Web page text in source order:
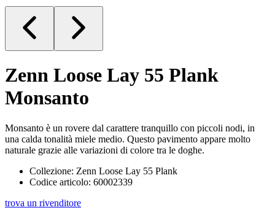
Zenn Loose Lay 55 Plank
Monsanto
Monsanto è un rovere dal carattere tranquillo con piccoli nodi, in
una calda tonalità miele medio. Questo pavimento appare molto
naturale grazie alle variazioni di colore tra le doghe.
Collezione: Zenn Loose Lay 55 Plank
Codice articolo: 60002339
trova un rivenditore